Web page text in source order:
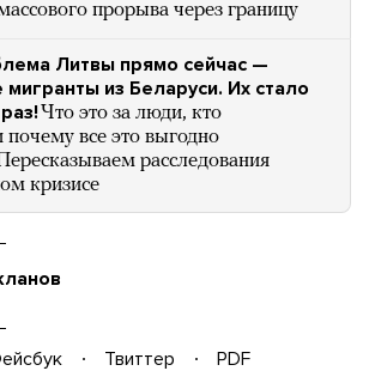
прорыва через границу
Литвы прямо сейчас —
из Беларуси. Их стало
Что это за люди, кто
почему все это выгодно
расследования
кризисе
Твиттер
PDF